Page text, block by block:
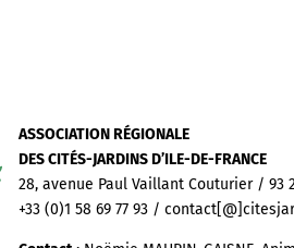
ASSOCIATION RÉGIONALE
DES CITÉS-JARDINS D’ILE-DE-FRANCE
28, avenue Paul Vaillant Couturier / 93
+33 (0)1 58 69 77 93 /